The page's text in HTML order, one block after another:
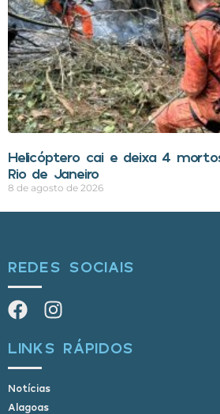
Helicóptero cai e deixa 4
Rio de Janeiro
8 de agosto de 2026
REDES SOCIAIS
LINKS RÁPIDOS
Notícias
Alagoas